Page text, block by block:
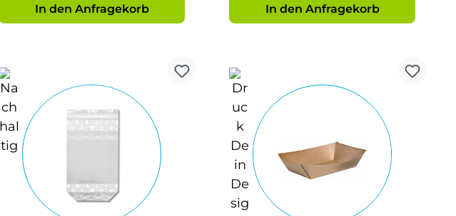
In den Anfragekorb In den Anfragekorb